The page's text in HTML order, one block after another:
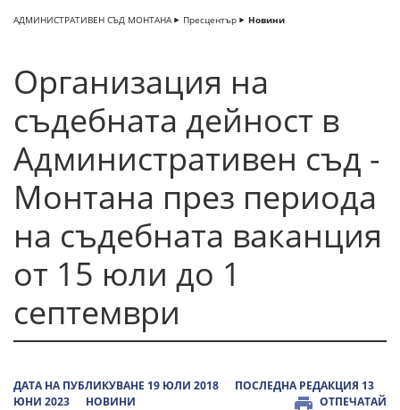
АДМИНИСТРАТИВЕН СЪД МОНТАНА Пресцентър Новини
Организация на
съдебната дейност в
Административен съд -
Монтана през периода
на съдебната ваканция
от 15 юли до 1
септември
ДАТА НА ПУБЛИКУВАНЕ 19 ЮЛИ 2018
ПОСЛЕДНА РЕДАКЦИЯ 13
ЮНИ 2023
НОВИНИ ОТПЕЧАТАЙ